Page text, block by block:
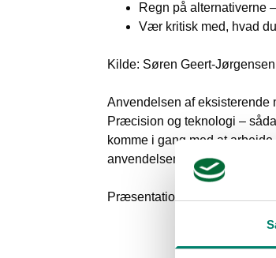
Regn på alternativerne
Vær kritisk med, hvad
Kilde: Søren Geert-
Anvendelsen af eksisterende
Præcision og teknologi –
komme i gang med at
anvendelsen at nye
Præsentationer fra IPM-dag: